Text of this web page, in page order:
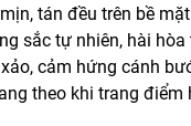
tán đều trên bề
sắc tự nhiên, hài
cảm hứng cánh
theo khi trang điểm